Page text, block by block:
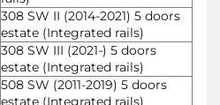
308 SW II (2014-2021) 5 doors
estate (Integrated rails)
308 SW III (2021-) 5 doors
estate (Integrated rails)
508 SW (2011-2019) 5 doors
estate (Integrated rails)